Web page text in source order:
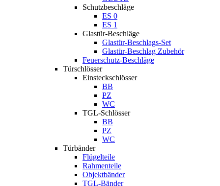
Schutzbeschläge
ES 0
ES 1
Glastür-Beschläge
Glastür-Beschlags-Set
Glastür-Beschlag Zubehör
Feuerschutz-Beschläge
Türschlösser
Einsteckschlösser
BB
PZ
WC
TGL-Schlösser
BB
PZ
WC
Türbänder
Flügelteile
Rahmenteile
Objektbänder
TGL-Bänder